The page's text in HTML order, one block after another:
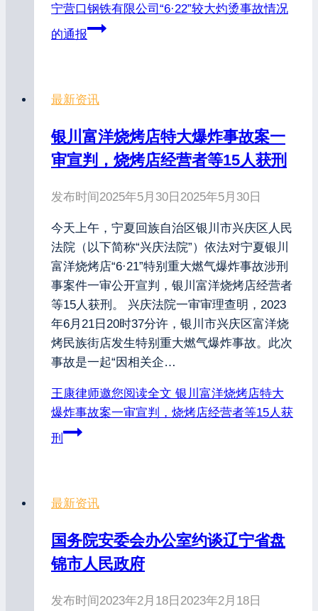
宁营口钢铁有限公司“6·22”较大灼烫事故情况
的通报
最新资讯
银川富洋烧烤店特大爆炸事故案一
审宣判，烧烤店经营者等15人获刑
发布时间2025年5月30日 2025年5月30日
今天上午，宁夏回族自治区银川市兴庆区人民
法院（以下简称“兴庆法院”）依法对宁夏银川
富洋烧烤店“6·21”特别重大燃气爆炸事故涉刑
事案件一审公开宣判，银川富洋烧烤店经营者
等15人获刑。 兴庆法院一审审理查明，2023
年6月21日20时37分许，银川市兴庆区富洋烧
烤民族街店发生特别重大燃气爆炸事故。此次
事故是一起“因相关企…
王康律师邀您阅读全文 银川富洋烧烤店特大
爆炸事故案一审宣判，烧烤店经营者等15人获
刑
最新资讯
国务院安委会办公室约谈辽宁省盘
锦市人民政府
发布时间2023年2月18日 2023年2月18日